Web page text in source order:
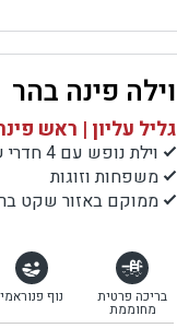
וילה פינה בהר
גליל עליון | ראש
וילת נופש עם 4 חדרי שינה+ 2 בקתות עץ
משפחות וזוגות
ממוקם באזור שקט
בריכה פרטית
מחוממת
נוף פנוראמי